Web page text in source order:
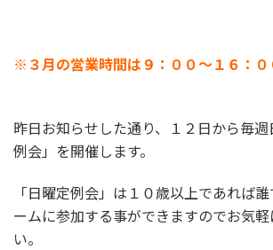
※ ３月の営業時間は９：００～１６：
昨日お知らせした通り、１２日から毎
例会」を開催します。
「日曜定例会」は１０歳以上であれば
ームに参加する事ができますのでお気
い。